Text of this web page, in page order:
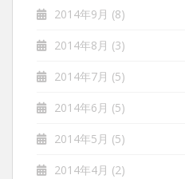
2014年9月 (8)
2014年8月 (3)
2014年7月 (5)
2014年6月 (5)
2014年5月 (5)
2014年4月 (2)